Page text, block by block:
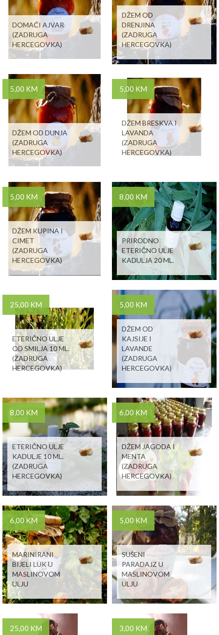
DOMAĆI AJVAR
(ZADRUGA
HERCEGOVKA)
DŽEM OD
DRENJINA
(ZADRUGA
HERCEGOVKA)
5,00 KM
DŽEM OD DUNJA
(ZADRUGA
HERCEGOVKA)
5,00 KM
DŽEM BRESKVA I
LAVANDA
(ZADRUGA
HERCEGOVKA)
5,00 KM
DŽEM KUPINA I
CIMET
(ZADRUGA
HERCEGOVKA)
8,00 KM
PRIRODNO
ETERIČNO ULJE
KADULJA 20 ML.
25,00 KM
ETERIČNO ULJE
OD SMILJA 10 ML.
(ZADRUGA
HERCEGOVKA)
5,00 KM
DŽEM OD
KAJSIJE I
LAVANDE
(ZADRUGA
HERCEGOVKA)
8,00 KM
ETERIČNO ULJE
KADULJE 10 ML.
(ZADRUGA
HERCEGOVKA)
6,00 KM
DŽEM JAGODA I
MENTA
(ZADRUGA
HERCEGOVKA)
6,00 KM
MARINIRANI
BIJELI LUK U
MASLINOVOM
ULJU
5,00 KM
SUŠENI
PARADAJZ U
MASLINOVOM
ULJU
25,00 KM 3,00 KM